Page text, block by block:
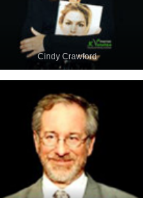
Cindy Crawford